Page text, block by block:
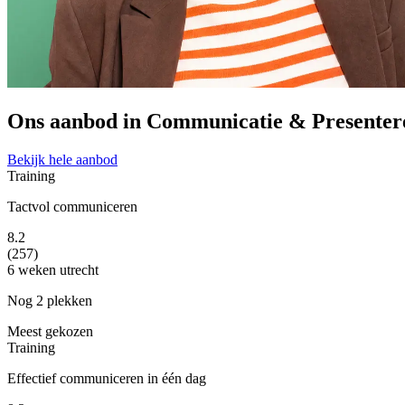
Ons aanbod in Communicatie &
Bekijk hele aanbod
Training
Tactvol communiceren
8.2
(257)
6 weken utrecht
Nog 2 plekken
Meest gekozen
Training
Effectief communiceren in één dag